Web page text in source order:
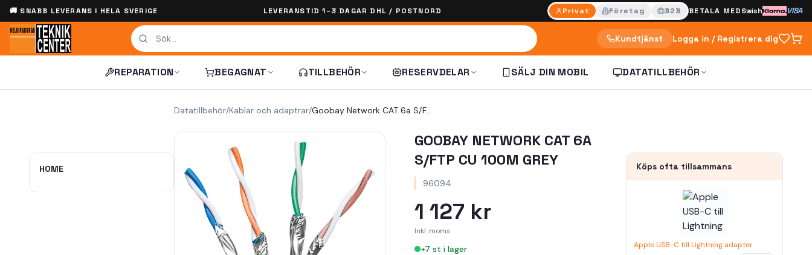
🚚 SNABB LEVERANS I HELA SVERIGE LEVERANSTID 1–3 DAGAR DHL / POSTNORD Privat Företag B2B BETALA MEDSwish VISA
Kundtjänst Logga in / Registrera dig
REPARATION BEGAGNAT TILLBEHÖR RESERVDELAR SÄLJ DIN MOBIL DATATILLBEHÖR
HOME
Datatillbehör/Kablar och adaptrar/ Goobay Network CAT 6a S/FTP CU 100m Grey
GOOBAY NETWORK CAT 6A
S/FTP CU 100M GREY
96094
1 127 kr
Inkl. moms
+7 st i lager
Köps ofta tillsammans
Apple USB-C till Lightning adapter